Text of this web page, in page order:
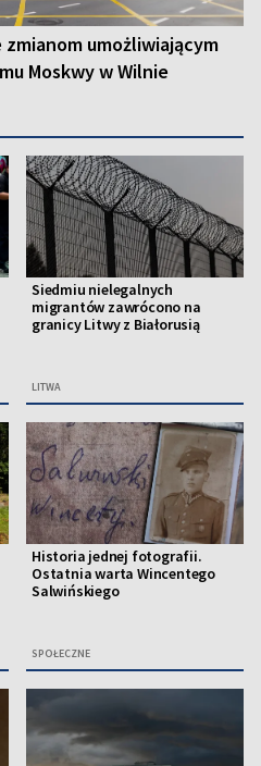
umożliwiającym
Moskwy w Wilnie
Siedmiu nielegalnych
migrantów zawrócono na
granicy Litwy z Białorusią
LITWA
Historia jednej fotografii.
Ostatnia warta Wincentego
Salwińskiego
SPOŁECZNE